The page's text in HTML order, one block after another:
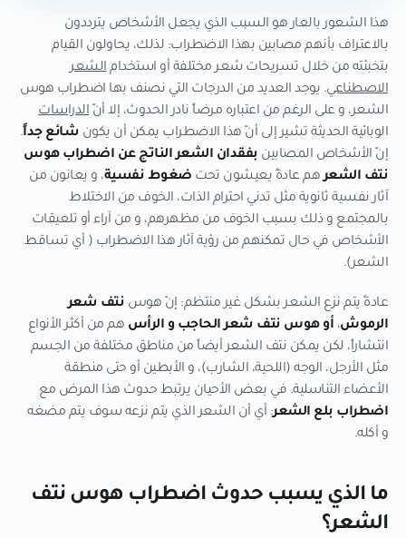
هذا الشعور بالعار هو السبب الذي يجعل الأشخاص يترددون
بالاعتراف بأنهم مصابين بهذا الاضطراب: لذلك، يحاولون القيام
بتخبئته من خلال تسريحات شعر مختلفة أو استخدامالشعر
الاصطناعي. يوجد العديد من الدرجات التي نصنف بها اضطراب هوس
الشعر، و على الرغم من اعتباره مرضاً نادر الحدوث، إلا أنّ الدراسات
الوبائية الحديثة تشير إلى أنّ هذا الاضطراب يمكن أن يكون شائع جداً.
إنّ الأشخاص المصابين بفقدان الشعر الناتج عن اضطراب هوس
نتف الشعرهم عادةً يعيشون تحت ضغوط نفسية، و يعانون من
آثار نفسية ثانوية مثل تدني احترام الذات، الخوف من الاختلاط
بالمجتمع و ذلك بسبب الخوف من مظهرهم، و من آراء أو تلعيقات
الأشخاص في حال تمكنهم من رؤية آثار هذا الاضطراب ( أي تساقط
الشعر).
عادةً يتم نزع الشعر بشكل غير منتظم: إنّ هوس نتف شعر
الرموش، أو هوس نتف شعر الحاجب و الرأس هم من أكثر الأنواع
انتشاراً، لكن يمكن نتف الشعر أيضاً من مناطق مختلفة من الجسم
مثل الأرجل، الوجه (اللحية، الشارب)، و الأبطين أو حتى منطقة
الأعضاء التناسلية. في بعض الأحيان يرتبط حدوث هذا المرض مع
اضطراب بلع الشعر: أي أن الشعر الذي يتم نزعه سوف يتم مضغه
و أكله.
ما الذي يسبب حدوث اضطراب هوس نتف
الشعر؟